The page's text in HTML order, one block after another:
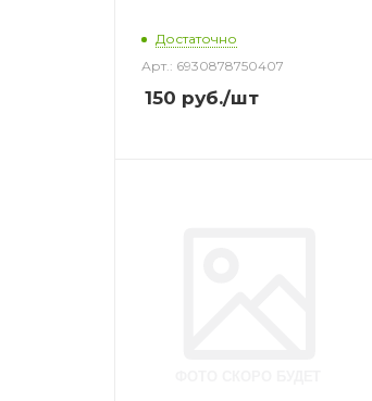
Достаточно
Арт.: 6930878750407
150 руб./шт